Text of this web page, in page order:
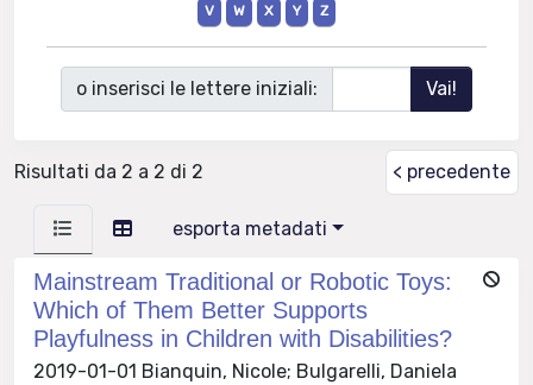
V
W X Y Z
o inserisci le lettere iniziali:
Risultati da 2 a 2 di 2 < precedente
esporta metadati
Mainstream Traditional or Robotic Toys:
Which of Them Better Supports
Playfulness in Children with Disabilities?
2019-01-01 Bianquin, Nicole; Bulgarelli, Daniela